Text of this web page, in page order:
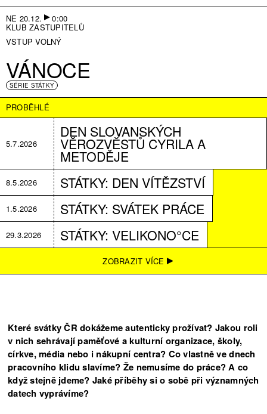
NE 20.12. 0:00
KLUB ZASTUPITELŮ
VSTUP VOLNÝ
VÁNOCE
SÉRIE STÁTKY
PROBĚHLÉ
5.7.2026
DEN SLOVANSKÝCH
VĚROZVĚSTŮ CYRILA A
METODĚJE
8.5.2026 STÁTKY: DEN VÍTĚZSTVÍ
1.5.2026 STÁTKY: SVÁTEK PRÁCE
29.3.2026 STÁTKY: VELIKONO°CE
STÁTKY: NOVÝ ROK
ZOBRAZIT VÍCE
Které svátky ČR dokážeme autenticky prožívat? Jakou roli
v nich sehrávají paměťové a kulturní organizace, školy,
církve, média nebo i nákupní centra? Co vlastně ve dnech
pracovního klidu slavíme? Že nemusíme do práce? A co
když stejně jdeme? Jaké příběhy si o sobě při významných
datech vyprávíme?